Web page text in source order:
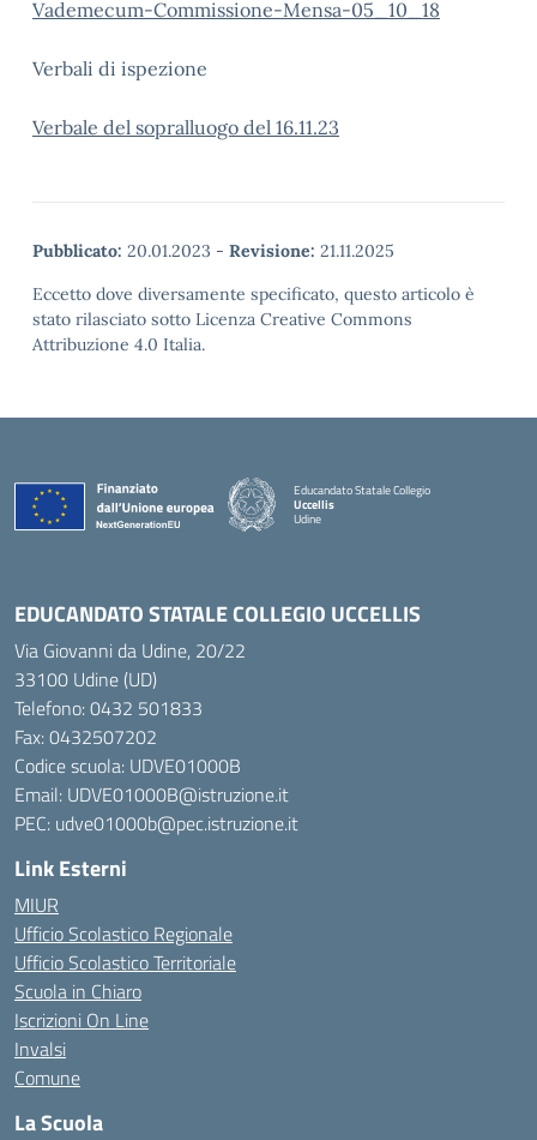
Vademecum-Commissione-Mensa-05_10_18
Verbali di ispezione
Verbale del sopralluogo del 16.11.23
Pubblicato: 20.01.2023 - Revisione: 21.11.2025
Eccetto dove diversamente specificato, questo articolo è
stato rilasciato sotto Licenza Creative Commons
Attribuzione 4.0 Italia.
Educandato Statale Collegio
Uccellis
Udine
EDUCANDATO STATALE COLLEGIO UCCELLIS
Via Giovanni da Udine, 20/22
33100 Udine (UD)
Telefono:0432 501833
Fax: 0432507202
Codice scuola: UDVE01000B
Email: UDVE01000B@istruzione.it
PEC: udve01000b@pec.istruzione.it
Link Esterni
MIUR
Ufficio Scolastico Regionale
Ufficio Scolastico Territoriale
Scuola in Chiaro
Iscrizioni On Line
Invalsi
Comune
La Scuola